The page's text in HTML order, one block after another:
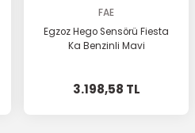
FAE
Egzoz Hego Sensörü Fiesta
Ka Benzinli Mavi
3.198,58 TL